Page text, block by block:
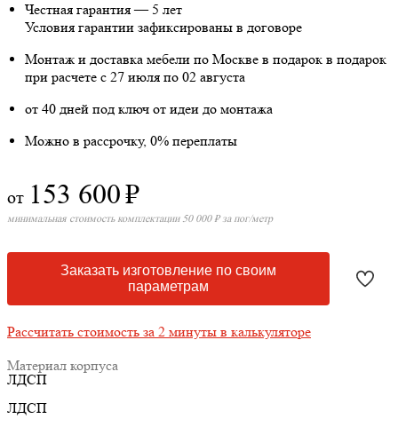
Честная гарантия — 5 лет
Условия гарантии зафиксированы в договоре
Монтаж и доставка мебели по Москве в подарок в подарок
при расчете с 27 июля по 02 августа
от 40 дней под ключ от идеи до монтажа
Можно в рассрочку, 0% переплаты
от 153 600₽
минимальная стоимость комплектации 50 000 ₽ за пог/метр
Заказать изготовление по своим
параметрам
Рассчитать стоимость за 2 минуты в калькуляторе
Материал корпуса
ЛДСП
ЛДСП